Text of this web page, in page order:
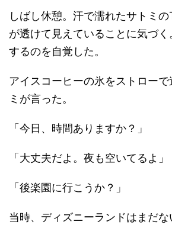
しばし休憩。汗で濡れたサトミ
が透けて見えていることに気づ
するのを自覚した。
アイスコーヒーの氷をストローで
ミが言った。
「今日、時間ありますか？」
「大丈夫だよ。夜も空いてるよ」
「後楽園に行こうか？」
当時、ディズニーランドはまだ